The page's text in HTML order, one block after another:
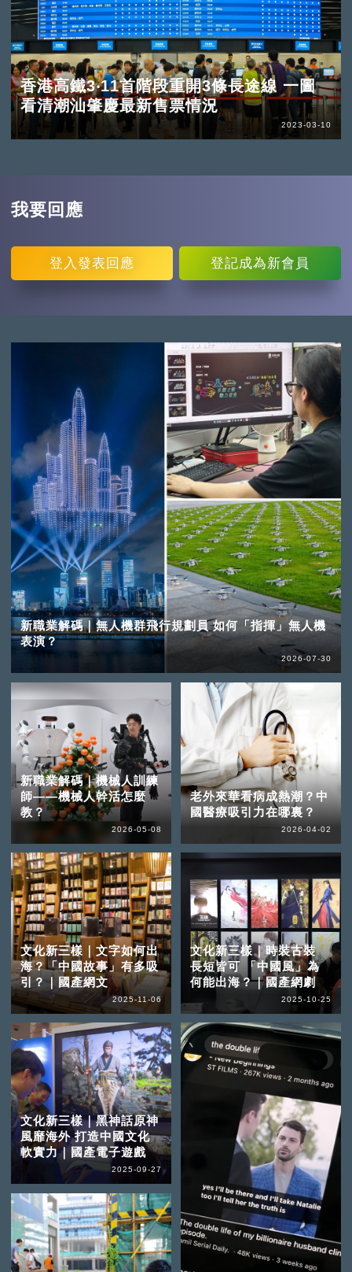
香港高鐵3‧11首階段重開3條長途線 一圖
看清潮汕肇慶最新售票情況
2023-03-10
我要回應
登入 發表回應 登記成為新會員
新職業解碼｜無人機群飛行規劃員 如何「指揮」無人機
表演？
2026-07-30
新職業解碼｜機械人訓練
師——機械人幹活怎麼
教？
2026-05-08
老外來華看病成熱潮？中
國醫療吸引力在哪裏？
2026-04-02
文化新三樣｜文字如何出
海？「中國故事」有多吸
引？｜國產網文
2025-11-06
文化新三樣｜時裝古裝
長短皆可 「中國風」為
何能出海？｜國產網劇
2025-10-25
文化新三樣｜黑神話原神
風靡海外 打造中國文化
軟實力｜國產電子遊戲
2025-09-27